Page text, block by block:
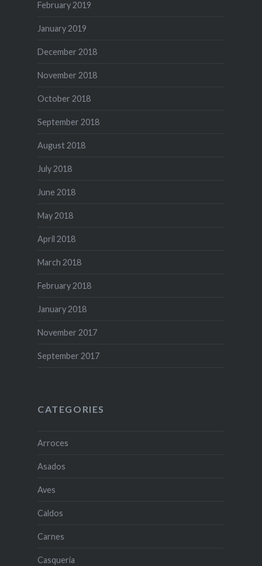
February 2019
January 2019
December 2018
November 2018
October 2018
September 2018
August 2018
July 2018
June 2018
May 2018
April 2018
March 2018
February 2018
January 2018
November 2017
September 2017
CATEGORIES
Arroces
Asados
Aves
Caldos
Carnes
Casquería